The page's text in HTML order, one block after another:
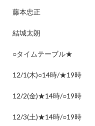
藤本忠正
結城太朗
○タイムテーブル★
12/1(木)○14時/★19時
12/2(金)★14時/○19時
12/3(土)★14時/○19時